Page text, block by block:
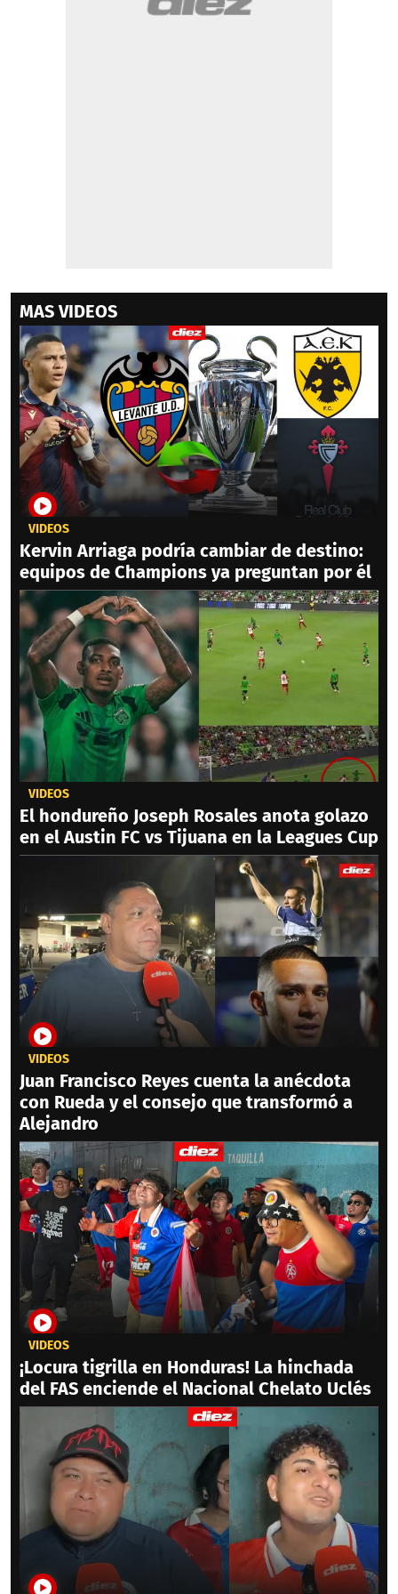
MAS VIDEOS
VIDEOS
Kervin Arriaga podría cambiar de destino:
equipos de Champions ya preguntan por él
VIDEOS
El hondureño Joseph Rosales anota golazo
en el Austin FC vs Tijuana en la Leagues Cup
VIDEOS
Juan Francisco Reyes cuenta la anécdota
con Rueda y el consejo que transformó a
Alejandro
VIDEOS
¡Locura tigrilla en Honduras! La hinchada
del FAS enciende el Nacional Chelato Uclés